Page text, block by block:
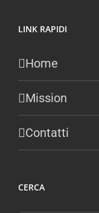
LINK RAPIDI
Home
Mission
Contatti
CERCA